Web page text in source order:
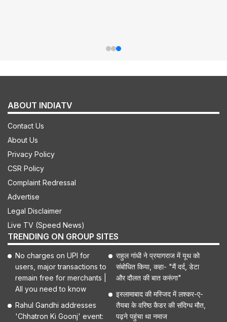
ABOUT INDIATV
Contact Us
About Us
Privacy Policy
CSR Policy
Complaint Redressal
Advertise
Legal Disclaimer
Live TV (Speed News)
TRENDING ON GROUP SITES
No charges on UPI for
users, major transactions to
remain free for merchants |
All you need to know
Rahul Gandhi addresses
'Chhatron Ki Goonj' event:
राहुल गांधी ने प्रयागराज में यूथ को
संबोधित किया, कहा- "मैं दर्द, डेटा
और दौलत की बात करूंगा"
इस्लामाबाद की मस्जिद में लश्कर-ए-
तैयबा के वरिष्ठ कैडर की संदिग्ध मौत,
पढ़ने पहुंचा था नमाज